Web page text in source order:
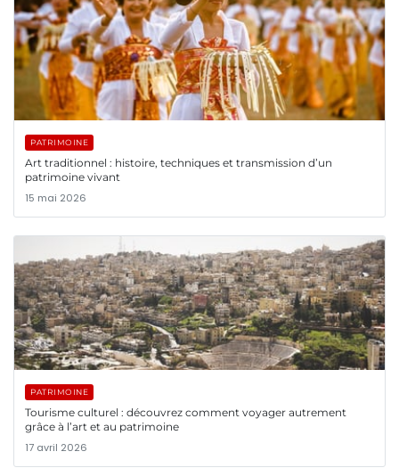
PATRIMOINE
Art traditionnel : histoire, techniques et transmission d’un
patrimoine vivant
15 mai 2026
PATRIMOINE
Tourisme culturel : découvrez comment voyager autrement
grâce à l’art et au patrimoine
17 avril 2026